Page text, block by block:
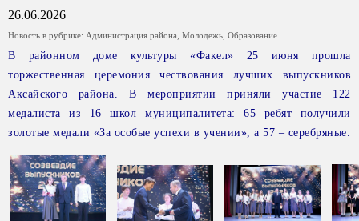
26.06.2026
Новость в рубрике: Администрация района Молодежь Образование
В районном доме культуры «Факел» 25 июня прошла
торжественная церемония чествования лучших выпускников
Аксайского района. В мероприятии приняли участие 122
медалиста из 16 школ муниципалитета: 65 ребят получили
золотые медали «За особые успехи в учении», а 57 – серебряные.